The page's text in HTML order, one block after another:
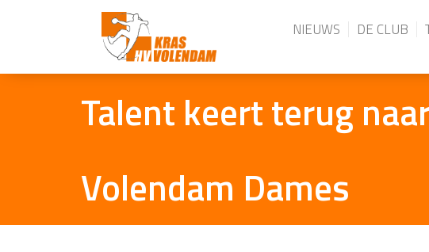
NIEUWS DE CLUB
Talent keert terug
Volendam Dames